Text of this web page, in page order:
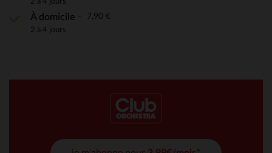
À domicile 7,90 €
2 à 4 jours